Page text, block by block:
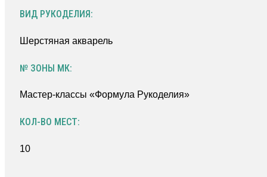
ВИД РУКОДЕЛИЯ:
Шерстяная акварель
№ ЗОНЫ МК:
Мастер-классы «Формула Рукоделия»
КОЛ-ВО МЕСТ:
10